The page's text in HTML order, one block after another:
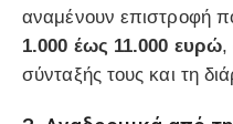
αναμένουν επιστροφή
1.000 έως 11.000 ευρώ,
σύνταξής τους και τη